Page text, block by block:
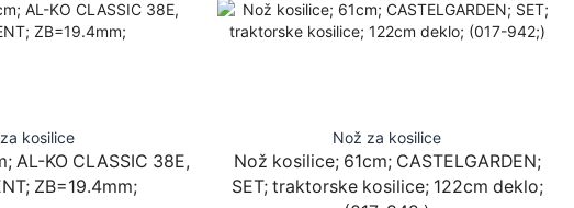
kosilice
AL-KO CLASSIC 38E,
ZB=19.4mm;
Nož za kosilice
Nož kosilice; 61cm; CASTELGARDEN;
SET; traktorske kosilice; 122cm deklo;